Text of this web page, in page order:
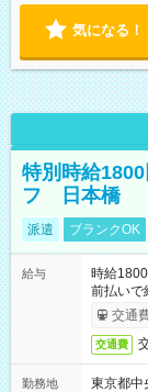
気になる！
特別時給
フ 日本橋
派遣 ブランクOK
給与
時給
前払いで
交通
交通費
勤務地
東京都中